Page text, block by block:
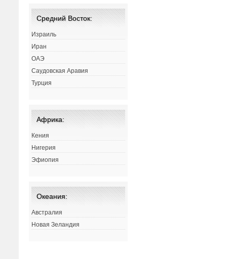
Средний Восток:
Израиль
Иран
ОАЭ
Саудовская Аравия
Турция
Африка:
Кения
Нигерия
Эфиопия
Океания:
Австралия
Новая Зеландия